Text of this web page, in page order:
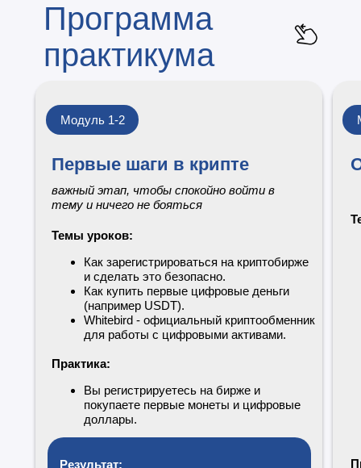
Программа
практикума
Первые шаги в крипте
Темы уроков:
Как зарегистрироваться на криптобирже
и сделать это безопасно.
Как купить первые цифровые деньги
(например USDT).
Whitebird - официальный криптообменник
для работы с цифровыми активами.
Практика:
Вы регистрируетесь на бирже и
покупаете первые монеты и цифровые
доллары.
важный этап, чтобы спокойно войти в
тему и ничего не бояться
Результат:
Модуль 1-2